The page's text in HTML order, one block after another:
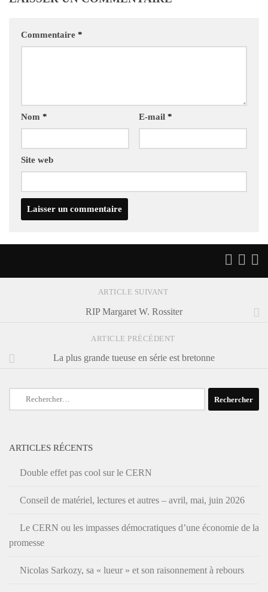
Commentaire *
Nom * E-mail *
Site web
ARTICLE SUIVANT
RIP Margaret W. Rossiter
ARTICLE PRÉCÉDENT
La plus grande tueuse en série est bretonne
Rechercher :
ARTICLES RÉCENTS
Double effet pas cool sur le CERN
Conseil de matériel, lectures et autres – avril, mai, juin 2026
Le CERN ou les impasses démocratiques d’une économie de la
promesse
Nicolas Sarkozy, sa « lueur » et son raisonnement à rebours